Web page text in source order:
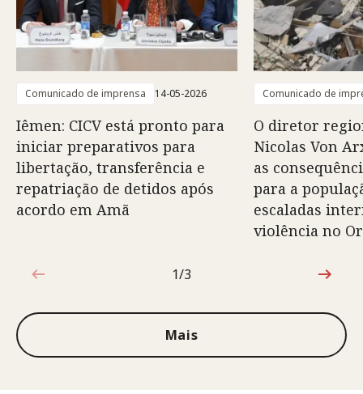
Comunicado de imprensa 14-05-2026
Iêmen: CICV está pronto para
iniciar preparativos para
libertação, transferência e
repatriação de detidos após
acordo em Amã
Comunicado de
O diretor
Nicolas Von
as
para a
escaladas
violência no
1 de 3
1/3
Mais